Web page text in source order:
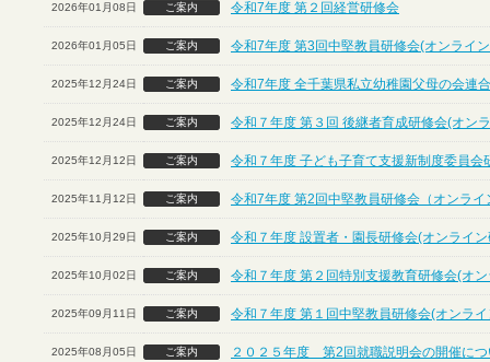
2026年01月08日 ご案内 令和7年度 第２回経営研修会
2026年01月05日 ご案内 令和7年度 第3回中堅教員研修会(オンライ
2025年12月24日 ご案内 令和7年度 全千葉県私立幼稚園父母の会連
2025年12月24日 ご案内 令和７年度 第３回 後継者育成研修会(オン
2025年12月12日 ご案内 令和７年度 子ども子育て支援新制度委員会
2025年11月12日 ご案内 令和7年度 第2回中堅教員研修会（オンライ
2025年10月29日 ご案内 令和７年度 設置者・園長研修会(オンライ
2025年10月02日 ご案内 令和７年度 第２回特別支援教育研修会(オ
2025年09月11日 ご案内 令和７年度 第１回中堅教員研修会(オンラ
2025年08月05日 ご案内 ２０２５年度 第2回就職説明会の開催につ